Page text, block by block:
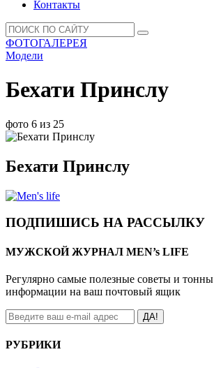
Контакты
ФОТОГАЛЕРЕЯ
Модели
Бехати Принслу
фото 6 из 25
Бехати Принслу
ПОДПИШИСЬ НА РАССЫЛКУ
МУЖСКОЙ ЖУРНАЛ MEN’s LIFE
Регулярно самые полезные советы и
информации на ваш почтовый ящик
ДА!
РУБРИКИ